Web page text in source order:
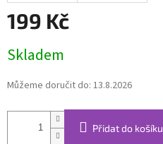
199 Kč
cena:
Skladem
Můžeme doručit do: 13.8.2026
Přidat do košíku